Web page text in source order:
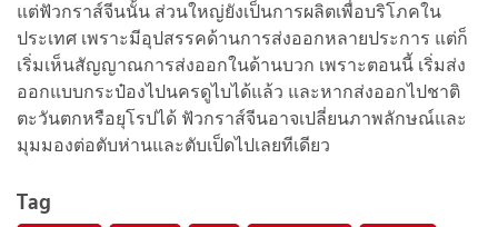
แต่ฟัวกราส์จีนนั้น ส่วนใหญ่ยังเป็นการผลิตเพื่อบริโภคใน
ประเทศ เพราะมีอุปสรรคด้านการส่งออกหลายประการ แต่ก็
เริ่มเห็นสัญญาณการส่งออกในด้านบวก เพราะตอนนี้ เริ่มส่ง
ออกแบบกระป๋องไปนครดูไบได้แล้ว และหากส่งออกไปชาติ
ตะวันตกหรือยุโรปได้ ฟัวกราส์จีนอาจเปลี่ยนภาพลักษณ์และ
มุมมองต่อตับห่านและตับเป็ดไปเลยทีเดียว
Tag